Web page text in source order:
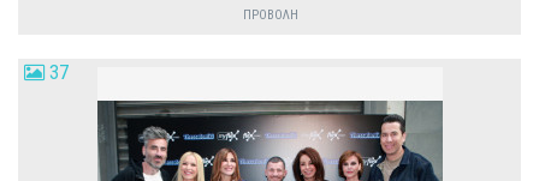
ΠΡΟΒΟΛΗ
37